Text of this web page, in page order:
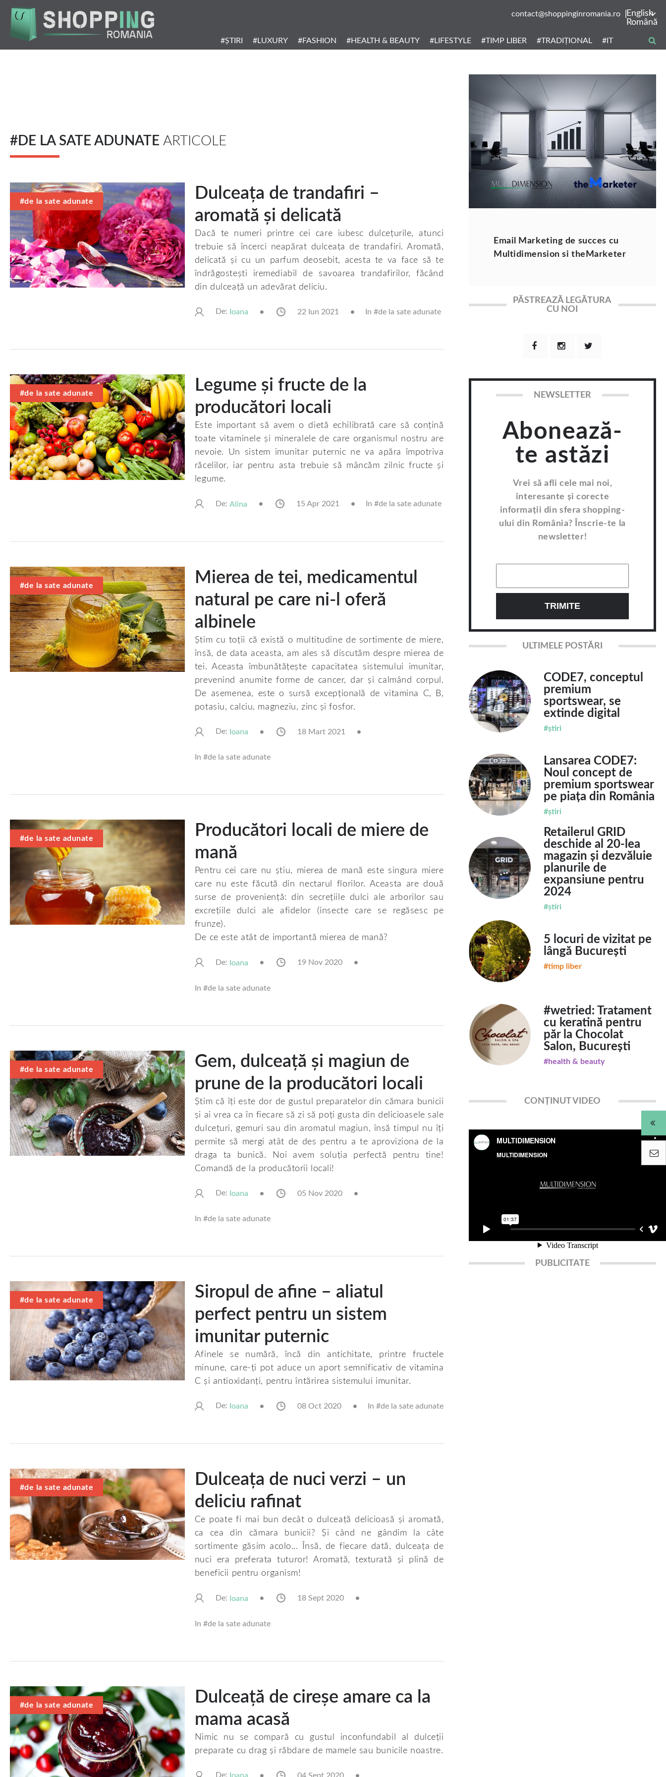
conţinutul
principal
contact@shoppinginromania.ro
English
Română
Menu
#ȘTIRI #LUXURY #FASHION #HEALTH & BEAUTY #LIFESTYLE #TIMP LIBER #TRADIȚIONAL #IT
#DE LA SATE ADUNATE ARTICOLE
#de la sate adunate
Dulceața de trandafiri –
aromată și delicată
Dacă te numeri printre cei care iubesc dulcețurile, atunci
trebuie să încerci neapărat dulceața de trandafiri. Aromată,
delicată și cu un parfum deosebit, acesta te va face să te
îndrăgostești iremediabil de savoarea trandafirilor, făcând
din dulceață un adevărat deliciu.
De: Ioana 22 Iun 2021 In #de la sate adunate
#de la sate adunate
Legume și fructe de la
producători locali
Este important să avem o dietă echilibrată care să conțină
toate vitaminele și mineralele de care organismul nostru are
nevoie. Un sistem imunitar puternic ne va apăra împotriva
răcelilor, iar pentru asta trebuie să mâncăm zilnic fructe și
legume.
De: Alina 15 Apr 2021 In #de la sate adunate
#de la sate adunate
Mierea de tei, medicamentul
natural pe care ni-l oferă
albinele
Știm cu toții că există o multitudine de sortimente de miere,
însă, de data aceasta, am ales să discutăm despre mierea de
tei. Aceasta îmbunătățește capacitatea sistemului imunitar,
prevenind anumite forme de cancer, dar și calmând corpul.
De asemenea, este o sursă excepțională de vitamina C, B,
potasiu, calciu, magneziu, zinc și fosfor.
De: Ioana 18 Mart 2021
In #de la sate adunate
#de la sate adunate
Producători locali de miere de
mană
Pentru cei care nu știu, mierea de mană este singura miere
care nu este făcută din nectarul florilor. Aceasta are două
surse de proveniență: din secrețiile dulci ale arborilor sau
excrețiile dulci ale afidelor (insecte care se regăsesc pe
frunze).
De ce este atât de importantă mierea de mană?
De: Ioana 19 Nov 2020
In #de la sate adunate
#de la sate adunate
Gem, dulceață și magiun de
prune de la producători locali
Știm că îți este dor de gustul preparatelor din cămara bunicii
și ai vrea ca în fiecare să zi să poți gusta din delicioasele sale
dulcețuri, gemuri sau din aromatul magiun, însă timpul nu îți
permite să mergi atât de des pentru a te aproviziona de la
draga ta bunică. Noi avem soluția perfectă pentru tine!
Comandă de la producătorii locali!
De: Ioana 05 Nov 2020
In #de la sate adunate
#de la sate adunate
Siropul de afine – aliatul
perfect pentru un sistem
imunitar puternic
Afinele se numără, încă din antichitate, printre fructele
minune, care-ți pot aduce un aport semnificativ de vitamina
C și antioxidanți, pentru întărirea sistemului imunitar.
De: Ioana 08 Oct 2020 In #de la sate adunate
#de la sate adunate
Dulceața de nuci verzi – un
deliciu rafinat
Ce poate fi mai bun decât o dulceață delicioasă și aromată,
ca cea din cămara bunicii? Și când ne gândim la câte
sortimente găsim acolo... Însă, de fiecare dată, dulceața de
nuci era preferata tuturor! Aromată, texturată și plină de
beneficii pentru organism!
De: Ioana 18 Sept 2020
In #de la sate adunate
#de la sate adunate
Dulceață de cireșe amare ca la
mama acasă
Nimic nu se compară cu gustul inconfundabil al dulceții
preparate cu drag și răbdare de mamele sau bunicile noastre.
De: 04 Sept 2020
Email Marketing de succes cu
Multidimension si theMarketer
PĂSTREAZĂ LEGĂTURA
CU NOI
NEWSLETTER
Abonează-
te astăzi
Vrei să afli cele mai noi,
interesante și corecte
informații din sfera shopping-
ului din România? Înscrie-te la
newsletter!
ULTIMELE POSTĂRI
CODE7, conceptul
premium
sportswear, se
extinde digital
#știri
Lansarea CODE7:
Noul concept de
premium sportswear
pe piața din România
#știri
Retailerul GRID
deschide al 20-lea
magazin și dezvăluie
planurile de
expansiune pentru
2024
#știri
5 locuri de vizitat pe
lângă București
#timp liber
#wetried: Tratament
cu keratină pentru
păr la Chocolat
Salon, București
#health & beauty
CONȚINUT VIDEO
PUBLICITATE